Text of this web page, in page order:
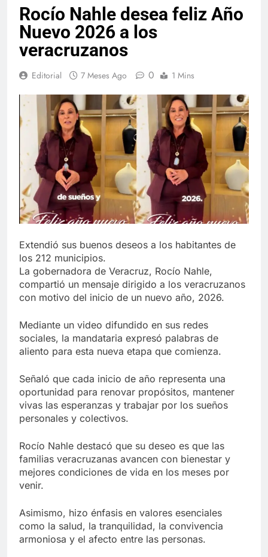
Rocío Nahle desea feliz Año
Nuevo 2026 a los
veracruzanos
Editorial 7 Meses Ago 0 1 Mins
Extendió sus buenos deseos a los habitantes de
los 212 municipios.
La gobernadora de Veracruz, Rocío Nahle,
compartió un mensaje dirigido a los veracruzanos
con motivo del inicio de un nuevo año, 2026.
Mediante un video difundido en sus redes
sociales, la mandataria expresó palabras de
aliento para esta nueva etapa que comienza.
Señaló que cada inicio de año representa una
oportunidad para renovar propósitos, mantener
vivas las esperanzas y trabajar por los sueños
personales y colectivos.
Rocío Nahle destacó que su deseo es que las
familias veracruzanas avancen con bienestar y
mejores condiciones de vida en los meses por
venir.
Asimismo, hizo énfasis en valores esenciales
como la salud, la tranquilidad, la convivencia
armoniosa y el afecto entre las personas.